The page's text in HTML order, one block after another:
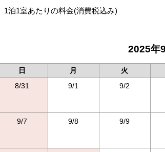
1泊1室あたりの料金(消費税込み)
2025年
日 月 火
8/31
9/1 9/2
9/7 9/8 9/9